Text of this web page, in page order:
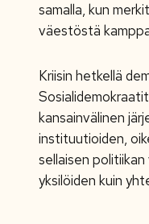
samalla, kun
väestöstä
Kriisin hetkellä
kansainvälinen
instituutioiden,
sellaisen
yksilöiden kuin